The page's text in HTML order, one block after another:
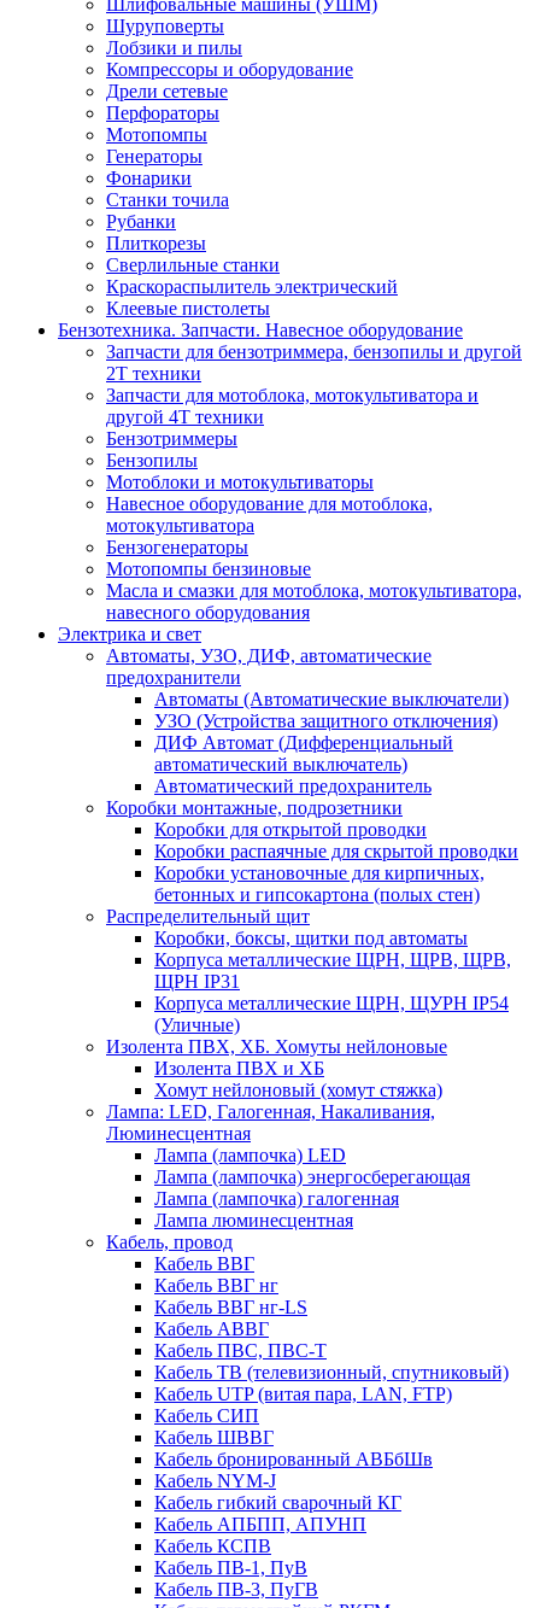
Шлифовальные машины (УШМ)
Шуруповерты
Лобзики и пилы
Компрессоры и оборудование
Дрели сетевые
Перфораторы
Мотопомпы
Генераторы
Фонарики
Станки точила
Рубанки
Плиткорезы
Сверлильные станки
Краскораспылитель электрический
Клеевые пистолеты
Бензотехника. Запчасти. Навесное оборудование
Запчасти для бензотриммера, бензопилы и другой
2Т техники
Запчасти для мотоблока, мотокультиватора и
другой 4Т техники
Бензотриммеры
Бензопилы
Мотоблоки и мотокультиваторы
Навесное оборудование для мотоблока,
мотокультиватора
Бензогенераторы
Мотопомпы бензиновые
Масла и смазки для мотоблока, мотокультиватора,
навесного оборудования
Электрика и свет
Автоматы, УЗО, ДИФ, автоматические
предохранители
Автоматы (Автоматические выключатели)
УЗО (Устройства защитного отключения)
ДИФ Автомат (Дифференциальный
автоматический выключатель)
Автоматический предохранитель
Коробки монтажные, подрозетники
Коробки для открытой проводки
Коробки распаячные для скрытой проводки
Коробки установочные для кирпичных,
бетонных и гипсокартона (полых стен)
Распределительный щит
Коробки, боксы, щитки под автоматы
Корпуса металлические ЩРН, ЩРВ, ЩРВ,
ЩРН IP31
Корпуса металлические ЩРН, ЩУРН IP54
(Уличные)
Изолента ПВХ, ХБ. Хомуты нейлоновые
Изолента ПВХ и ХБ
Хомут нейлоновый (хомут стяжка)
Лампа: LED, Галогенная, Накаливания,
Люминесцентная
Лампа (лампочка) LED
Лампа (лампочка) энергосберегающая
Лампа (лампочка) галогенная
Лампа люминесцентная
Кабель, провод
Кабель ВВГ
Кабель ВВГ нг
Кабель ВВГ нг-LS
Кабель АВВГ
Кабель ПВС, ПВС-Т
Кабель ТВ (телевизионный, спутниковый)
Кабель UTP (витая пара, LAN, FTP)
Кабель СИП
Кабель ШВВГ
Кабель бронированный АВБбШв
Кабель NYM-J
Кабель гибкий сварочный КГ
Кабель АПБПП, АПУНП
Кабель КСПВ
Кабель ПВ-1, ПуВ
Кабель ПВ-3, ПуГВ